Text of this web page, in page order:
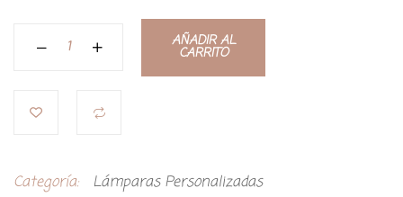
AÑADIR AL
CARRITO
Categoría:
Lámparas Personalizadas